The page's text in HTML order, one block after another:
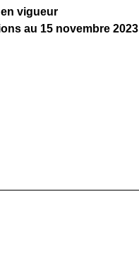
vigueur
au 15 novembre 2023